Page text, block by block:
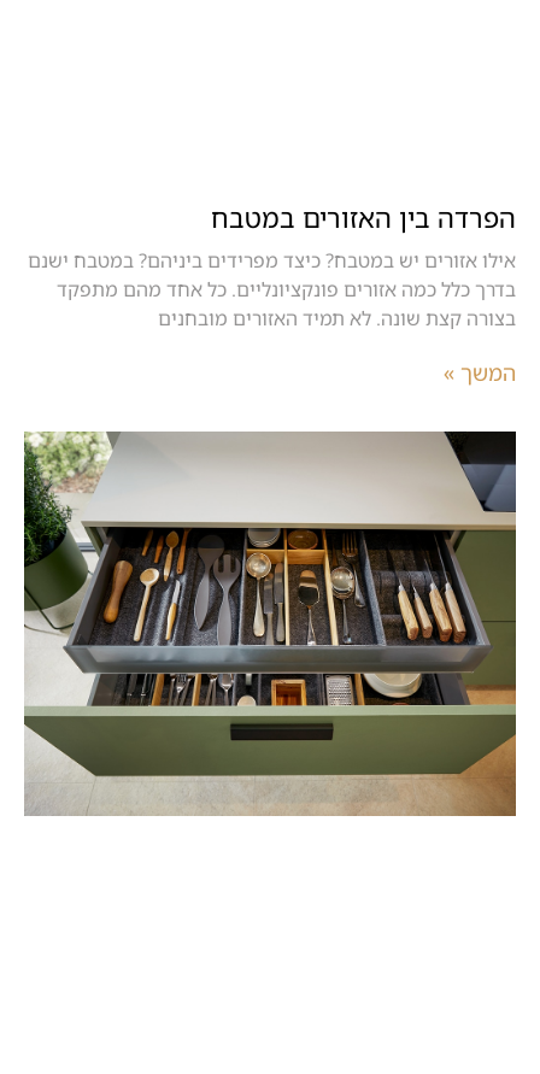
הפרדה בין האזורים במטבח
אילו אזורים יש במטבח? כיצד מפרידים ביניהם? במטבח ישנם
בדרך כלל כמה אזורים פונקציונליים. כל אחד מהם מתפקד
בצורה קצת שונה. לא תמיד האזורים מובחנים
המשך »